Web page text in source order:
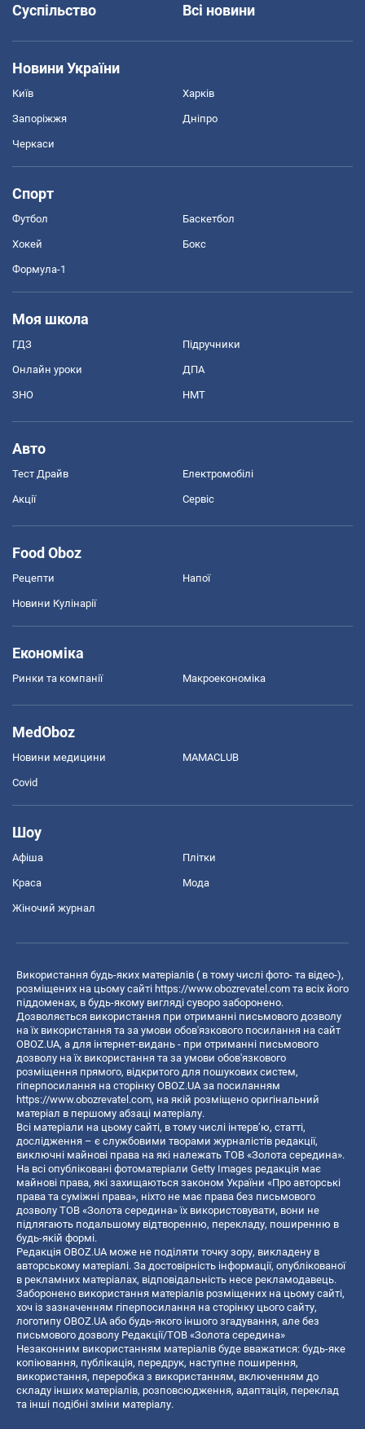
Суспільство
Всі новини
Новини України
Київ Харків
Запоріжжя Дніпро
Черкаси
Спорт
Футбол Баскетбол
Хокей Бокс
Формула-1
Моя школа
ГДЗ Підручники
Онлайн уроки ДПА
ЗНО НМТ
Авто
Тест Драйв Електромобілі
Акції Сервіс
Food Oboz
Рецепти Напої
Новини Кулінарії
Економіка
Ринки та компанії Макроекономіка
MedOboz
Новини медицини MAMACLUB
Covid
Шоу
Афіша Плітки
Краса Мода
Жіночий журнал
Використання будь-яких матеріалів ( в тому числі фото- та відео-),
розміщених на цьому сайті https://www.obozrevatel.com та всіх його
піддоменах, в будь-якому вигляді суворо заборонено.
Дозволяється використання при отриманні письмового дозволу
на їх використання та за умови обов'язкового посилання на сайт
OBOZ.UA, а для інтернет-видань - при отриманні письмового
дозволу на їх використання та за умови обов'язкового
розміщення прямого, відкритого для пошукових систем,
гіперпосилання на сторінку OBOZ.UA за посиланням
https://www.obozrevatel.com, на якій розміщено оригінальний
матеріал в першому абзаці матеріалу.
Всі матеріали на цьому сайті, в тому числі інтерв’ю, статті,
дослідження – є службовими творами журналістів редакції,
виключні майнові права на які належать ТОВ «Золота середина».
На всі опубліковані фотоматеріали Getty Images редакція має
майнові права, які захищаються законом України «Про авторські
права та суміжні права», ніхто не має права без письмового
дозволу ТОВ «Золота середина» їх використовувати, вони не
підлягають подальшому відтворенню, перекладу, поширенню в
будь-якій формі.
Редакція OBOZ.UA може не поділяти точку зору, викладену в
авторському матеріалі. За достовірність інформації, опублікованої
в рекламних матеріалах, відповідальність несе рекламодавець.
Заборонено використання матеріалів розміщених на цьому сайті,
хоч із зазначенням гіперпосилання на сторінку цього сайту,
логотипу OBOZ.UA або будь-якого іншого згадування, але без
письмового дозволу Редакції/ТОВ «Золота середина»
Незаконним використанням матеріалів буде вважатися: будь-яке
копiювання, публiкацiя, передрук, наступне поширення,
використання, переробка з використанням, включенням до
складу інших матеріалів, розповсюдження, адаптація, переклад
та інші подібні зміни матеріалу.